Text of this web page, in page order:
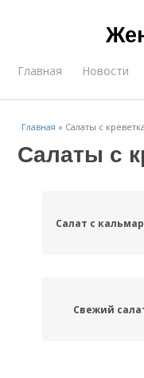
Главная Новости
Главная » Салаты с
Салаты с
Салат с
Свежий